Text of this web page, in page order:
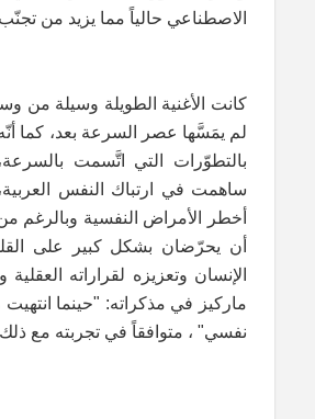
الاصطناعي حالياً مما يزيد من
كانت الأغنية الطويلة وسيلة من
لم يمَسَّها عصر السرعة بعد، كما أنّه
بالتطوّرات التي اتَّسمت
ساهمت في ارتباك النفس
أخطر الأمراض النفسية وبالرغم
أن يحرّضان بشكل كبير على
الإنسان وتعزيزه لقراراته
ماركيز في مذكراته: "حينما
نفسي" ، متوافقاً في تجربته مع